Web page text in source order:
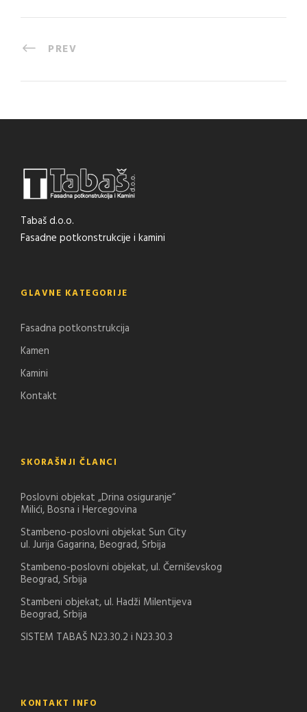
PREV
Tabaš d.o.o.
Fasadne potkonstrukcije i kamini
GLAVNE KATEGORIJE
Fasadna potkonstrukcija
Kamen
Kamini
Kontakt
SKORAŠNJI ČLANCI
Poslovni objekat „Drina osiguranje“
Milići, Bosna i Hercegovina
Stambeno-poslovni objekat Sun City
ul. Jurija Gagarina, Beograd, Srbija
Stambeno-poslovni objekat, ul. Černiševskog
Beograd, Srbija
Stambeni objekat, ul. Hadži Milentijeva
Beograd, Srbija
SISTEM TABAŠ N23.30.2 i N23.30.3
KONTAKT INFO